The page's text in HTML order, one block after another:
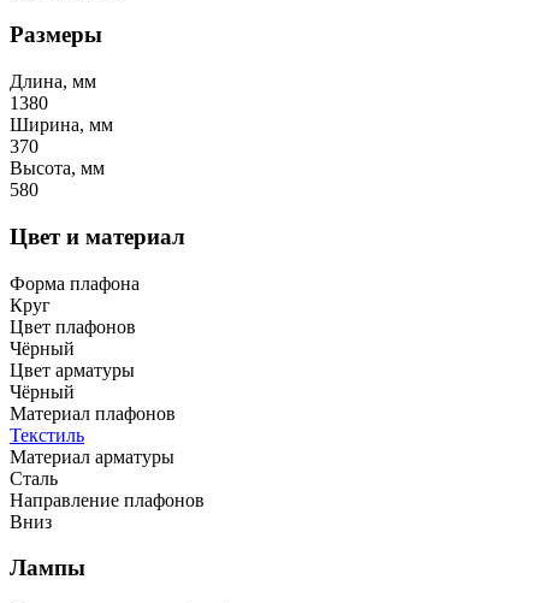
Размеры
Длина, мм
1380
Ширина, мм
370
Высота, мм
580
Цвет и материал
Форма плафона
Круг
Цвет плафонов
Чёрный
Цвет арматуры
Чёрный
Материал плафонов
Текстиль
Материал арматуры
Сталь
Направление плафонов
Вниз
Лампы